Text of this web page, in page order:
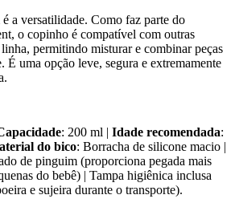
a versatilidade. Como faz parte do
o copinho é compatível com outras
permitindo misturar e combinar peças
É uma opção leve, segura e extremamente
: 200 ml | Idade recomendada:
do bico: Borracha de silicone macio |
de pinguim (proporciona pegada mais
do bebê) | Tampa higiênica inclusa
e sujeira durante o transporte).